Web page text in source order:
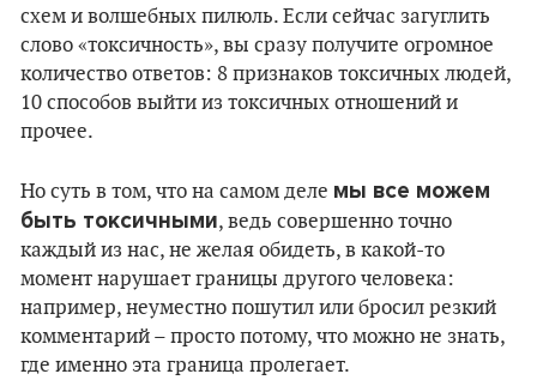
схем и волшебных пилюль. Если сейчас загуглить
слово «токсичность», вы сразу получите огромное
количество ответов: 8 признаков токсичных людей,
10 способов выйти из токсичных отношений и
прочее.
Но суть в том, что на самом деле мы все можем
быть токсичными, ведь совершенно точно
каждый из нас, не желая обидеть, в какой-то
момент нарушает границы другого человека:
например, неуместно пошутил или бросил резкий
комментарий – просто потому, что можно не знать,
где именно эта граница пролегает.